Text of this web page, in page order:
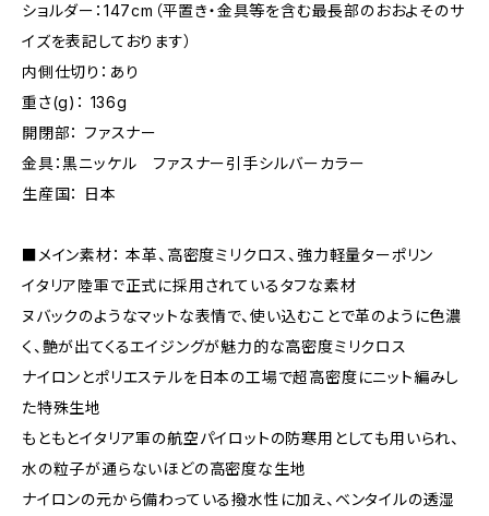
ショルダー：147cm（平置き・金具等を含む最長部のおおよそのサ
イズを表記しております）
内側仕切り：あり
重さ(g)： 136g
開閉部： ファスナー
金具：黒ニッケル ファスナー引手シルバーカラー
生産国： 日本
■メイン素材： 本革、高密度ミリクロス、強力軽量ターポリン
イタリア陸軍で正式に採用されているタフな素材
ヌバックのようなマットな表情で、使い込むことで革のように色濃
く、艶が出てくるエイジングが魅力的な高密度ミリクロス
ナイロンとポリエステルを日本の工場で超高密度にニット編みし
た特殊生地
もともとイタリア軍の航空パイロットの防寒用としても用いられ、
水の粒子が通らないほどの高密度な生地
ナイロンの元から備わっている撥水性に加え、ベンタイルの透湿